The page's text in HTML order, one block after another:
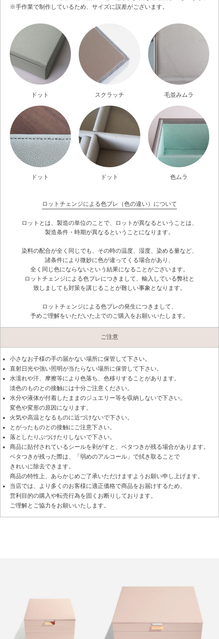
※手作業で制作しているため、サイズに誤差がございます。
ドット スクラッチ 毛並みムラ
ドット ドット 色ムラ
ロットチェンジによる色ブレ（色の違い）について
ロットとは、製造の単位のことで、ロットが異なるということは、
製造条件・時期が異なるということになります。
染料の配合が全く同じでも、その時の温度、湿度、染める量など、
諸条件により微妙に色が違ってくる場合があり、
全く同じ色にならないという結果になることがございます。
ロットチェンジによる色ブレにつきまして、輸入している弊社と
致しましても対策を講じることが難しい事象となります。
ロットチェンジによる色ブレの発生につきまして、
予めご理解をいただいた上でのご購入をお願いいたします。
ご注意
小さなお子様の手の届かない場所に保管して下さい。
直射日光や強い照明が当たらない場所に保管して下さい。
水濡れや汗、摩擦等により色落ち、色移りすることがあります。
淡色のものとの接触には十分ご注意ください。
水分や液体が付着したままのジュエリー等を収納しないで下さい。
変色や変形の原因になります。
火気や高温となるものに近づけないで下さい。
とがったものとの接触にご注意下さい。
落としたりぶつけたりしないで下さい。
商品に貼付されているシールを剥がすと、ベタつきが残る場合があります。
ベタつきが残った際は、「弱めのアルコール」で拭き取ることで
きれいに除去できます。
商品の特性上、あらかじめご了承いただけますようお願い申し上げます。
当店では、より多くのお客様に適正価格で商品をお届けするため、
営利目的の購入や転売行為を固くお断りしております。
ご理解とご協力をお願いいたします。